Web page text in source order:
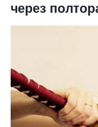
через